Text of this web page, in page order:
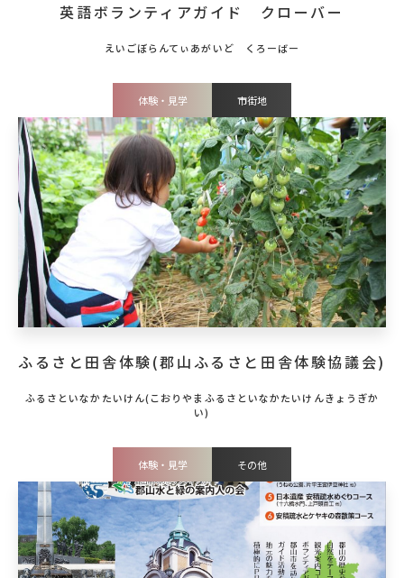
英語ボランティアガイド クローバー
体験・見学 市街地
ふるさと田舎体験(郡山ふるさと田舎体験協議会)
体験・見学 その他